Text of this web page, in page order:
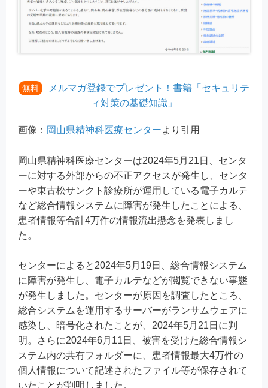
無料
メルマガ登録でプレゼント！書籍「セキュリテ
ィ対策の基礎知識」
画像： 岡山県精神科医療センターより引用
岡山県精神科医療センターは2024年5月21日、センタ
ーに対する外部からの不正アクセスが発生し、センタ
ーや東古松サンクト診療所が運用している電子カルテ
など総合情報システムに障害が発生したことによる、
患者情報等合計4万件の情報流出懸念を発表しまし
た。
センターによると2024年5月19日、総合情報システム
に障害が発生し、電子カルテなどが閲覧できない事態
が発生しました。センターが原因を調査したところ、
総合システムを運用するサーバーがランサムウェアに
感染し、暗号化されたことが、2024年5月21日に判
明。さらに2024年6月11日、被害を受けた総合情報シ
ステム内の共有フォルダーに、患者情報最大4万件の
個人情報について記述されたファイル等が保存されて
いたことが判明しました。